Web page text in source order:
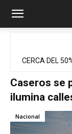
CERCA DEL
Caseros se
ilumina
Nacional